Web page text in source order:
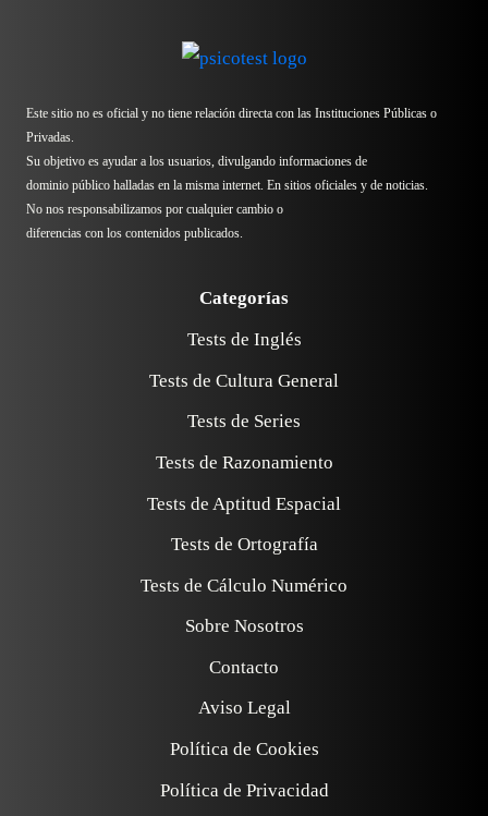
Este sitio no es oficial y no tiene relación directa con las Instituciones Públicas o
Privadas.
Su objetivo es ayudar a los usuarios, divulgando informaciones de
dominio público halladas en la misma internet. En sitios oficiales y de noticias.
No nos responsabilizamos por cualquier cambio o
diferencias con los contenidos publicados.
Categorías
Tests de Inglés
Tests de Cultura General
Tests de Series
Tests de Razonamiento
Tests de Aptitud Espacial
Tests de Ortografía
Tests de Cálculo Numérico
Sobre Nosotros
Contacto
Aviso Legal
Política de Cookies
Política de Privacidad